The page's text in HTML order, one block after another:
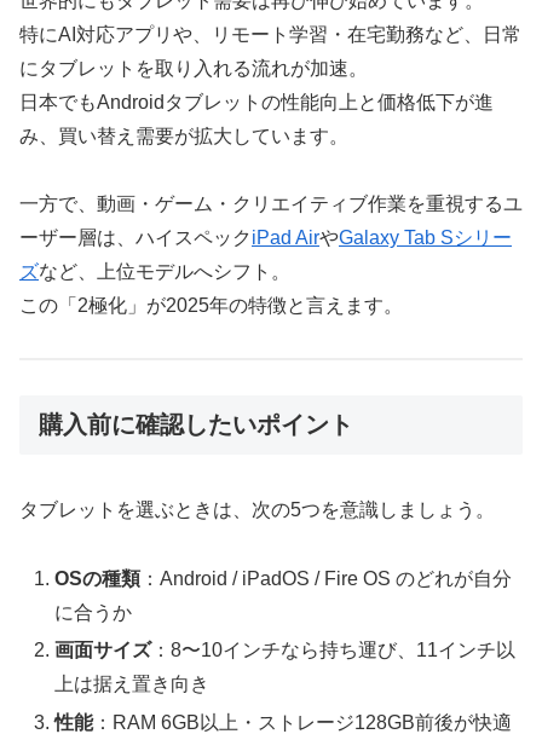
特にAI対応アプリや、リモート学習・在宅勤務など、日常
にタブレットを取り入れる流れが加速。
日本でもAndroidタブレットの性能向上と価格低下が進
み、買い替え需要が拡大しています。
一方で、動画・ゲーム・クリエイティブ作業を重視するユ
ーザー層は、ハイスペック iPad AirやGalaxy Tab Sシリー
ズなど、上位モデルへシフト。
この「2極化」が2025年の特徴と言えます。
購入前に確認したいポイント
タブレットを選ぶときは、次の5つを意識しましょう。
OSの種類：Android / iPadOS / Fire OS のどれが自分
に合うか
画面サイズ：8〜10インチなら持ち運び、11インチ以
上は据え置き向き
性能：RAM 6GB以上・ストレージ128GB前後が快適